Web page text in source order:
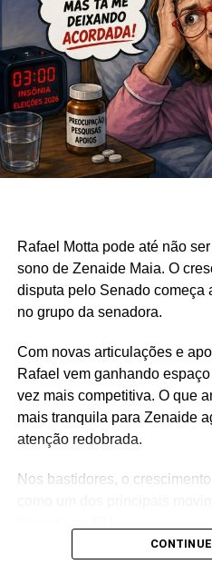
Rafael Motta pode até não
sono de Zenaide Maia. O
disputa pelo Senado começa
no grupo da senadora.
Com novas articulações e
Rafael vem ganhando
vez mais competitiva. O que
mais tranquila para Zenaide
atenção redobrada.
Nos bastidores, o